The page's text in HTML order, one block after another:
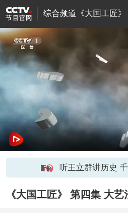
综合频道《大国工匠》
听王立群讲历史
《大国工匠》 第四集 大艺